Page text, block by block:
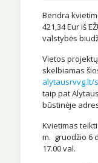
Bendra
421,34 Eur iš
valstybės
Vietos
skelbiamas
alytausrvvg.lt/
taip pat
būstinėje
Kvietimas
m. gruodžio 6
17.00 val.